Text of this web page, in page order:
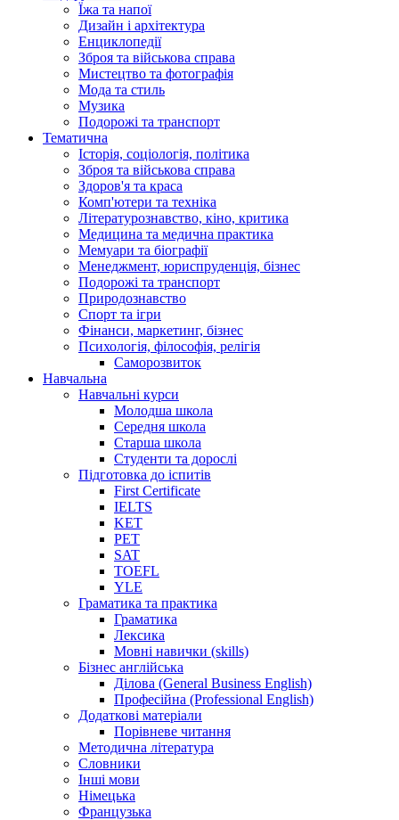
Їжа та напої
Дизайн і архітектура
Енциклопедії
Зброя та військова справа
Мистецтво та фотографія
Мода та стиль
Музика
Подорожі та транспорт
Тематична
Історія, соціологія, політика
Зброя та військова справа
Здоров'я та краса
Комп'ютери та техніка
Літературознавство, кіно, критика
Медицина та медична практика
Мемуари та біографії
Менеджмент, юриспруденція, бізнес
Подорожі та транспорт
Природознавство
Спорт та ігри
Фінанси, маркетинг, бізнес
Психологія, філософія, релігія
Саморозвиток
Навчальна
Навчальні курси
Молодша школа
Середня школа
Старша школа
Студенти та дорослі
Підготовка до іспитів
First Certificate
IELTS
KET
PET
SAT
TOEFL
YLE
Граматика та практика
Граматика
Лексика
Мовні навички (skills)
Бізнес англійська
Ділова (General Business English)
Професійна (Professional English)
Додаткові матеріали
Порівневе читання
Методична література
Словники
Інші мови
Німецька
Французька